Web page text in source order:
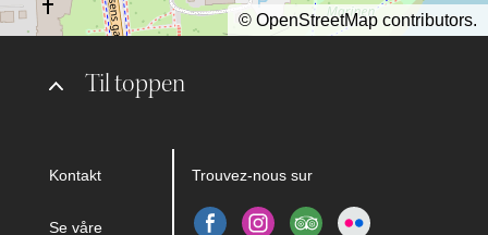
Til toppen
Kontakt
Se våre
Trouvez-nous sur
© OpenStreetMap contributors.